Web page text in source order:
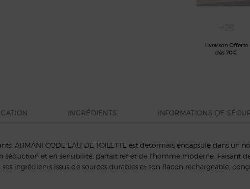
Livraison Offerte
dès 70€
INGRÉDIENTS INFORMATIONS DE
ARMANI CODE EAU DE TOILETTE est désormais encapsulé dans un
séduction et en sensibilité, parfait reflet de l'homme moderne. Faisant
ingrédients issus de sources durables et son flacon rechargeable,